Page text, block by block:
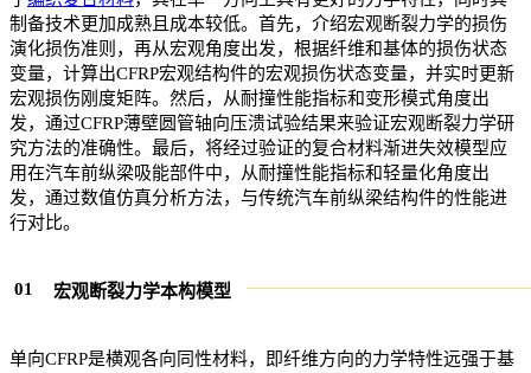
制备技术更加成熟且成本较低。首先，介绍宏观断裂力学的损伤
演化损伤准则，再从宏观角度出发，根据纤维和基体的损伤状态
变量，计算出CFRP宏观结构件的宏观损伤状态变量，并实时更新
宏观损伤刚度矩阵。然后，从耐撞性能指标和变形模式角度出
发，通过CFRP薄壁圆管轴向压溃试验结果来验证宏观断裂力学研
究方法的准确性。最后，将经过验证的复合材料渐进失效模型应
用在汽车前纵梁吸能部件中，从耐撞性能指标和轻量化角度出
发，通过数值仿真分析方法，与传统汽车前纵梁结构件的性能进
行对比。
01 宏观断裂力学本构模型
单向CFRP是横观各向同性材料，即纤维方向的力学特性远强于基